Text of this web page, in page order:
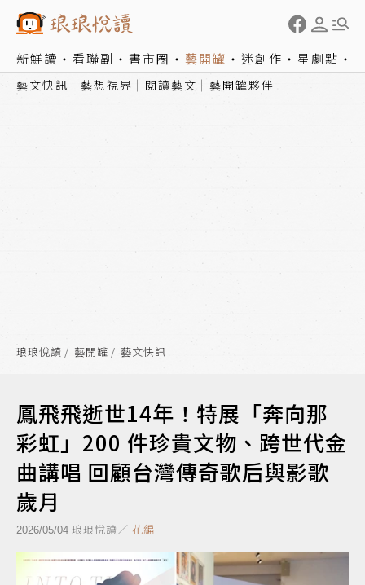
新鮮讀 看聯副 書市圈 藝開罐 迷創作 星劇點
藝文快訊 藝想視界 閱讀藝文 藝開罐夥伴
琅琅悅讀 藝開罐 藝文快訊
鳳飛飛逝世14年！特展「奔向那
彩虹」200 件珍貴文物、跨世代金
曲講唱 回顧台灣傳奇歌后與影歌
歲月
2026/05/04 琅琅悅讀／ 花編